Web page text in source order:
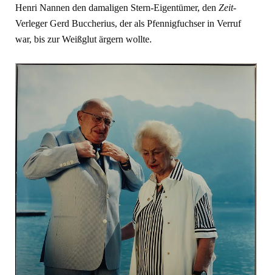
Henri Nannen den damaligen Stern-Eigentümer, denZeit-
Verleger Gerd Buccherius, der als Pfennigfuchser in Verruf
war, bis zur Weißglut ärgern wollte.